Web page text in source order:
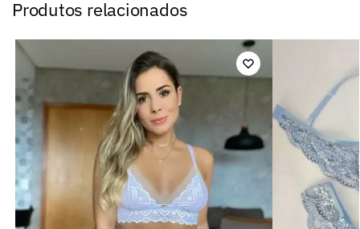
Produtos relacionados